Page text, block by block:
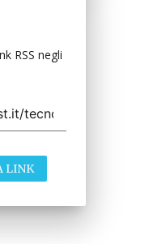
RSS negli
LINK